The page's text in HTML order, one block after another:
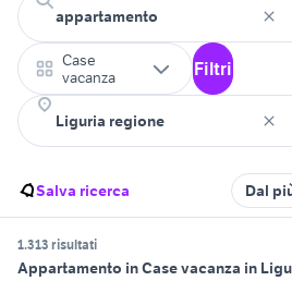
Case
vacanza
Filtri
Salva ricerca Dal
1.313 risultati
Appartamento in Case vacanza in